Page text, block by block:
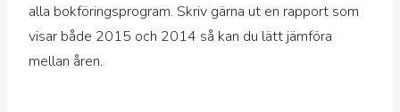
alla bokföringsprogram. Skriv gärna ut en rapport som
visar både 2015 och 2014 så kan du lätt jämföra
mellan åren.